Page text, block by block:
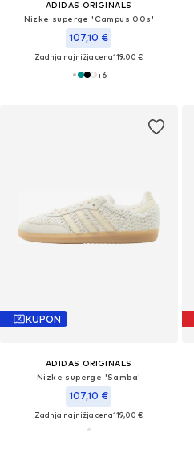
ADIDAS ORIGINALS
Nizke superge 'Campus 00s'
107,10 €
Zadnja najnižja cena119,00 €
+6
KUPON
ADIDAS ORIGINALS
Nizke superge 'Samba'
107,10 €
Zadnja najnižja cena119,00 €